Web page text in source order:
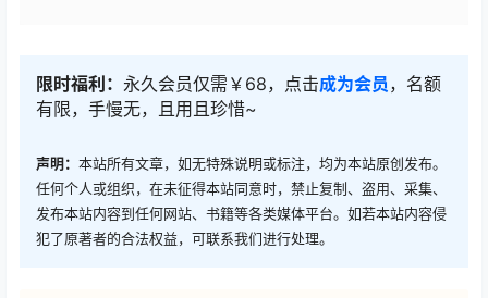
限时福利： 永久会员仅需￥68，点击成为会员 ，名额
有限，手慢无，且用且珍惜~
声明： 本站所有文章，如无特殊说明或标注，均为本站原创发布。
任何个人或组织，在未征得本站同意时，禁止复制、盗用、采集、
发布本站内容到任何网站、书籍等各类媒体平台。如若本站内容侵
犯了原著者的合法权益，可联系我们进行处理。